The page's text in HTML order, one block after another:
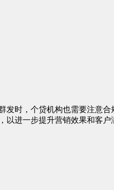
时，个贷机构也需要注意
进一步提升营销效果和客户